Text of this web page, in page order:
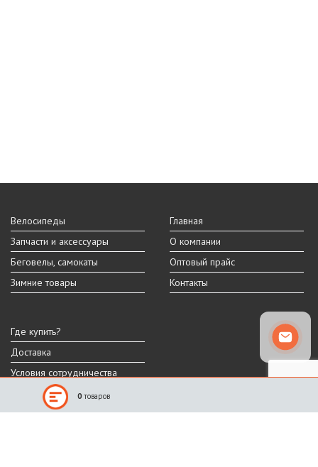
Велосипеды
Запчасти и аксессуары
Беговелы, самокаты
Зимние товары
Главная
О компании
Оптовый прайс
Контакты
Где купить?
Доставка
Условия сотрудничества
Реальный внешний вид и технические характеристики товара могут
0 товаров